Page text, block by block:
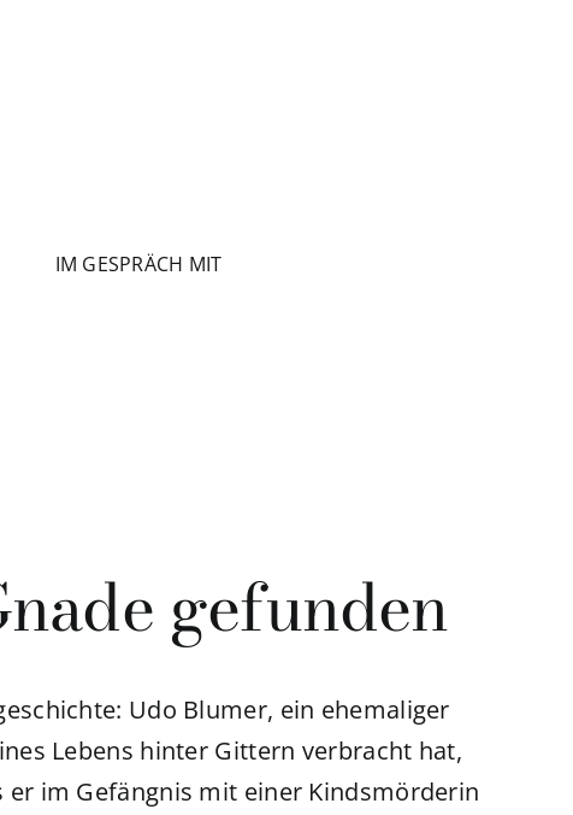
IM GESPRÄCH MIT
gefunden
Udo Blumer, ein ehemaliger
Lebens hinter Gittern verbracht hat,
im Gefängnis mit einer Kindsmörderin